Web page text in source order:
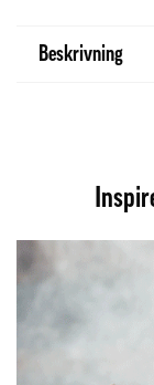
Beskrivning